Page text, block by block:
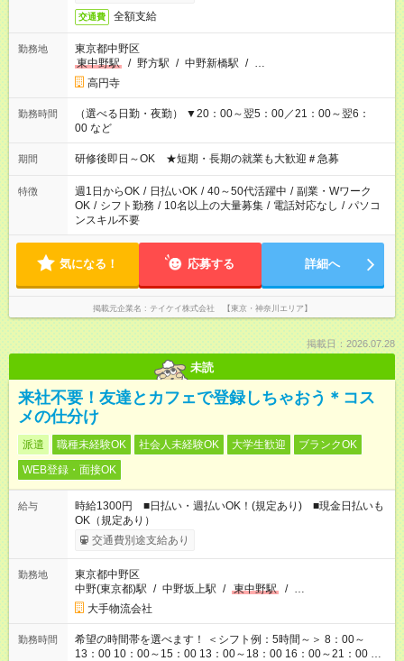
交通費 全額支給
勤務地
東京都中野区
東中野駅
/ 野方駅 / 中野新橋駅 / …
高円寺
勤務時間
（選べる日勤・夜勤） ▼20：00～翌5：00／21：00～翌6：
00 など
期間 研修後即日～OK ★短期・長期の就業も大歓迎＃急募
特徴 週1日からOK / 日払いOK / 40～50代活躍中 / 副業・Wワーク
OK / シフト勤務 / 10名以上の大量募集 / 電話対応なし / パソコ
ンスキル不要
気になる！ 応募する 詳細へ
掲載元企業名 テイケイ株式会社 【東京・神奈川エリア】
掲載日：2026.07.28
未読
来社不要！友達とカフェで登録しちゃおう＊コス
メの仕分け
派遣 職種未経験OK 社会人未経験OK 大学生歓迎
ブランクOK
WEB登録・面接OK
給与
時給1300円 ■日払い・週払いOK！(規定あり) ■現金日払いも
OK（規定あり）
交通費別途支給あり
勤務地
東京都中野区
中野(東京都)駅 / 中野坂上駅 / 東中野駅 / …
大手物流会社
勤務時間
希望の時間帯を選べます！ ＜シフト例：5時間～＞ 8：00～
13：00 10：00～15：00 13：00～18：00 16：00～21：00 ＜